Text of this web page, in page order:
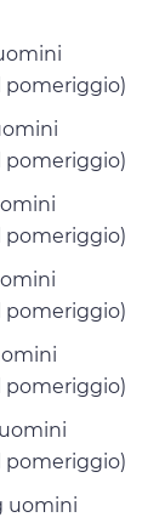
pomeriggio)
pomeriggio)
pomeriggio)
pomeriggio)
pomeriggio)
pomeriggio)
uomini